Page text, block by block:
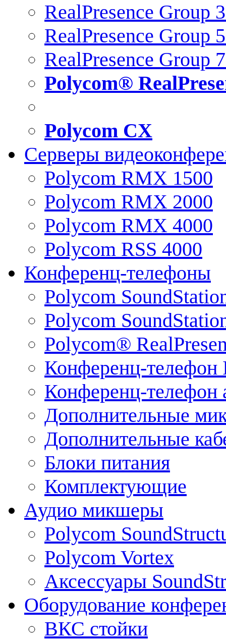
RealPresence Group
RealPresence Group
RealPresence Group
Polycom®
Polycom CX
Серверы
Polycom RMX 1500
Polycom RMX 2000
Polycom RMX 4000
Polycom RSS 4000
Конференц-телефоны
Polycom
Polycom
Polycom®
Конференц-телефон
Конференц-телефон
Дополнительные
Дополнительные
Блоки питания
Комплектующие
Аудио микшеры
Polycom
Polycom Vortex
Аксессуары
Оборудование
ВКС стойки